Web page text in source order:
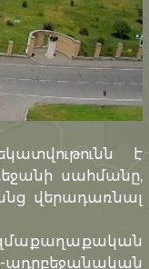
է
սահմանը,
վերադառնալ
ադրբեջանական